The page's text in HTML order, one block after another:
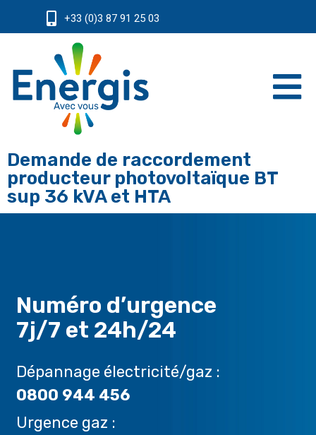
+33 (0)3 87 91 25 03
Demande de raccordement
producteur photovoltaïque BT
sup 36 kVA et HTA
Numéro d’urgence
7j/7 et 24h/24
Dépannage électricité/gaz :
0800 944 456
Urgence gaz :